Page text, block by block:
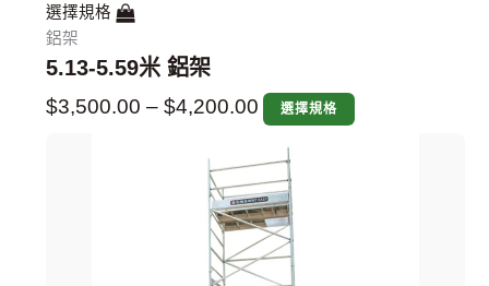
選擇規格
鋁架
5.13-5.59米 鋁架
$3,500.00 – $4,200.00 選擇規格